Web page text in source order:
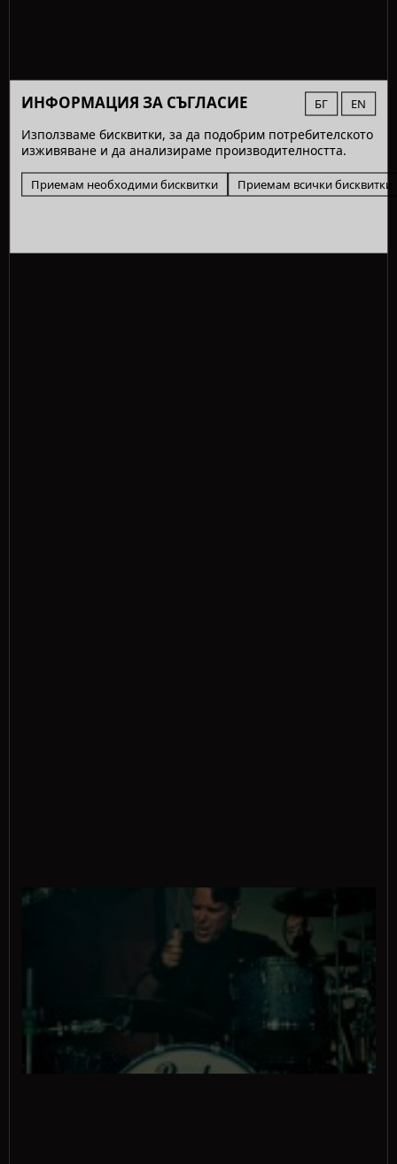
ИНФОРМАЦИЯ ЗА СЪГЛАСИЕ БГ EN
Използваме бисквитки, за да подобрим потребителското
изживяване и да анализираме производителността.
Приемам необходими бисквитки Приемам всички бисквитки